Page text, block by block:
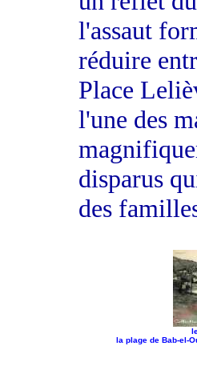
l'assaut
réduire
Place
l'une des
disparus
des
la plage de Bab-el-